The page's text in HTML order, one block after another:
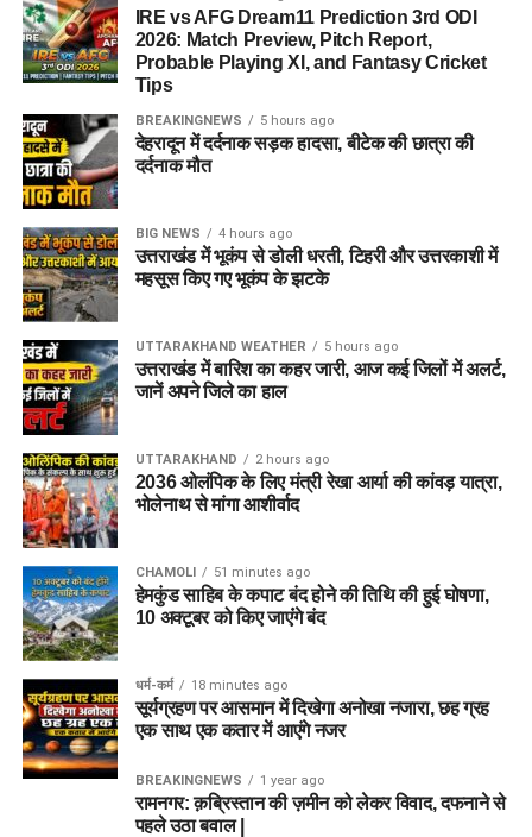
IRE vs AFG Dream11 Prediction 3rd ODI
2026: Match Preview, Pitch Report,
Probable Playing XI, and Fantasy Cricket
Tips
BREAKINGNEWS 5 hours ago
देहरादून में दर्दनाक सड़क हादसा, बीटेक की छात्रा की
दर्दनाक मौत
BIG NEWS 4 hours ago
उत्तराखंड में भूकंप से डोली धरती, टिहरी और उत्तरकाशी में
महसूस किए गए भूकंप के झटके
UTTARAKHAND WEATHER 5 hours ago
उत्तराखंड में बारिश का कहर जारी, आज कई जिलों में अलर्ट,
जानें अपने जिले का हाल
UTTARAKHAND 2 hours ago
2036 ओलंपिक के लिए मंत्री रेखा आर्या की कांवड़ यात्रा,
भोलेनाथ से मांगा आशीर्वाद
CHAMOLI 51 minutes ago
हेमकुंड साहिब के कपाट बंद होने की तिथि की हुई घोषणा,
10 अक्टूबर को किए जाएंंगे बंद
धर्म-कर्म 18 minutes ago
सूर्यग्रहण पर आसमान में दिखेगा अनोखा नजारा, छह ग्रह
एक साथ एक कतार में आएंगे नजर
BREAKINGNEWS 1 year ago
रामनगर: क़ब्रिस्तान की ज़मीन को लेकर विवाद, दफनाने से
पहले उठा बवाल |